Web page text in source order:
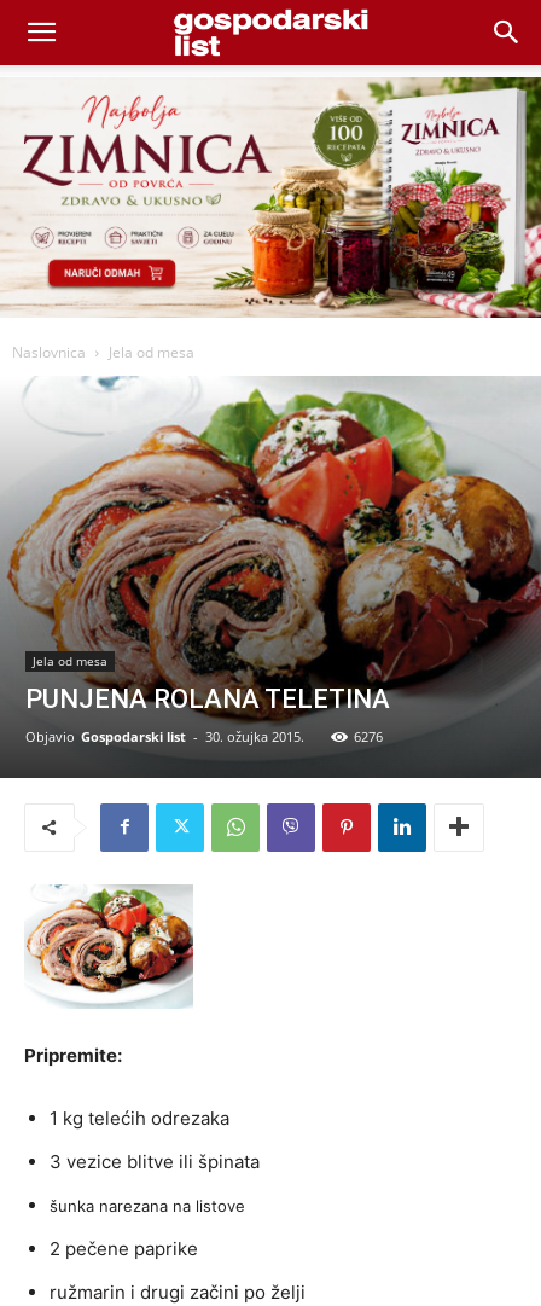
Naslovnica Jela od mesa
Jela od mesa
PUNJENA ROLANA TELETINA
Objavio Gospodarski list - 30. ožujka 2015. 6276
Pripremite:
1 kg telećih odrezaka
3 vezice blitve ili špinata
šunka narezana na listove
2 pečene paprike
ružmarin i drugi začini po želji